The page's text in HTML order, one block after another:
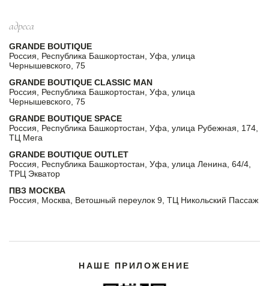
адреса
GRANDE BOUTIQUE
Россия, Республика Башкортостан, Уфа, улица
Чернышевского, 75
GRANDE BOUTIQUE CLASSIC MAN
Россия, Республика Башкортостан, Уфа, улица
Чернышевского, 75
GRANDE BOUTIQUE SPACE
Россия, Республика Башкортостан, Уфа, улица Рубежная, 174,
ТЦ Мега
GRANDE BOUTIQUE OUTLET
Россия, Республика Башкортостан, Уфа, улица Ленина, 64/4,
ТРЦ Экватор
ПВЗ МОСКВА
Россия, Москва, Ветошный переулок 9, ТЦ Никольский Пассаж
НАШЕ ПРИЛОЖЕНИЕ